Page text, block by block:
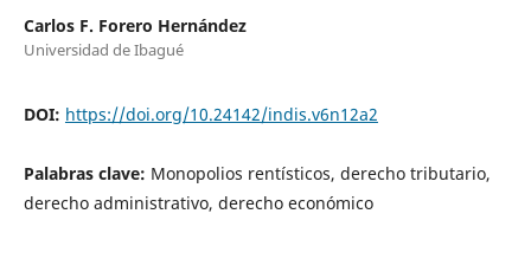
Carlos F. Forero Hernández
Universidad de Ibagué
DOI: https://doi.org/10.24142/indis.v6n12a2
Palabras clave: Monopolios rentísticos, derecho tributario,
derecho administrativo, derecho económico